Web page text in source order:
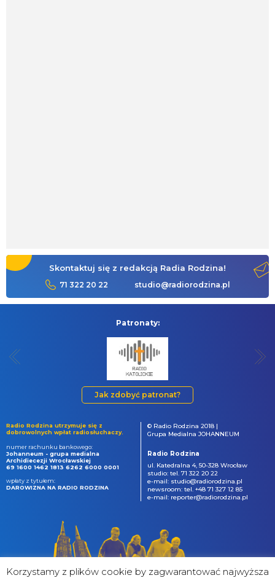
Skontaktuj się z redakcją Radia Rodzina!
71 322 20 22 studio@radiorodzina.pl
Patronaty:
Jak zdobyć patronat?
Radio Rodzina utrzymuje się z
dobrowolnych wpłat radiosłuchaczy.
numer rachunku bankowego:
Johanneum - grupa medialna
Archidiecezji Wrocławskiej
69 1600 1462 1813 6262 6000 0001
wpłaty z tytułem:
DAROWIZNA NA RADIO RODZINA
© Radio Rodzina 2018 |
Grupa Medialna JOHANNEUM
Radio Rodzina
ul. Katedralna 4, 50-328 Wrocław
studio: tel. 71 322 20 22
e-mail: studio@radiorodzina.pl
newsroom: tel. +48 71 327 12 85
e-mail: reporter@radiorodzina.pl
Korzystamy z plików cookie by zagwarantować najwyższa